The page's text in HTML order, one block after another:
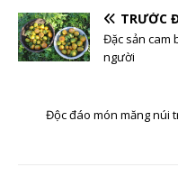
TRƯỚC
Đặc sản cam
người
Độc đáo món măng núi